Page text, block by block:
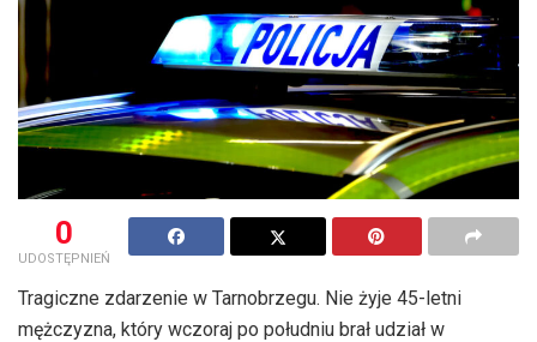
0
UDOSTĘPNIEŃ
Tragiczne zdarzenie w Tarnobrzegu. Nie żyje 45-letni
mężczyzna, który wczoraj po południu brał udział w